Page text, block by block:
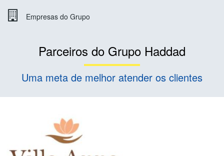
Empresas do Grupo
Parceiros do Grupo Haddad
Uma meta de melhor atender os clientes